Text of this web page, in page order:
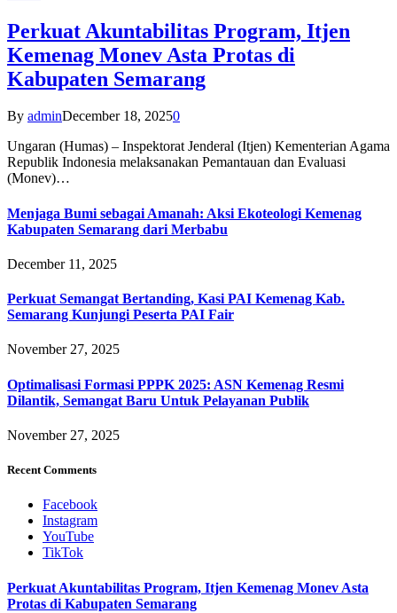
Perkuat Akuntabilitas Program, Itjen
Kemenag Monev Asta Protas di
Kabupaten Semarang
By adminDecember 18, 20250
Ungaran (Humas) – Inspektorat Jenderal (Itjen) Kementerian Agama
Republik Indonesia melaksanakan Pemantauan dan Evaluasi
(Monev)…
Menjaga Bumi sebagai Amanah: Aksi Ekoteologi Kemenag
Kabupaten Semarang dari Merbabu
December 11, 2025
Perkuat Semangat Bertanding, Kasi PAI Kemenag Kab.
Semarang Kunjungi Peserta PAI Fair
November 27, 2025
Optimalisasi Formasi PPPK 2025: ASN Kemenag Resmi
Dilantik, Semangat Baru Untuk Pelayanan Publik
November 27, 2025
Recent Comments
Facebook
Instagram
YouTube
TikTok
Perkuat Akuntabilitas Program, Itjen Kemenag Monev Asta
Protas di Kabupaten Semarang